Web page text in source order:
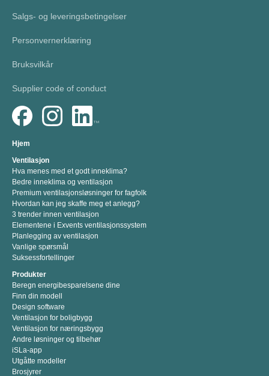
Salgs- og leveringsbetingelser
Personvernerklæring
Bruksvilkår
Supplier code of conduct
Hjem
Ventilasjon
Hva menes med et godt inneklima?
Bedre inneklima og ventilasjon
Premium ventilasjonsløsninger for fagfolk
Hvordan kan jeg skaffe meg et anlegg?
3 trender innen ventilasjon
Elementene i Exvents ventilasjonssystem
Planlegging av ventilasjon
Vanlige spørsmål
Suksessfortellinger
Produkter
Beregn energibesparelsene dine
Finn din modell
Design software
Ventilasjon for boligbygg
Ventilasjon for næringsbygg
Andre løsninger og tilbehør
iSLa-app
Utgåtte modeller
Brosjyrer